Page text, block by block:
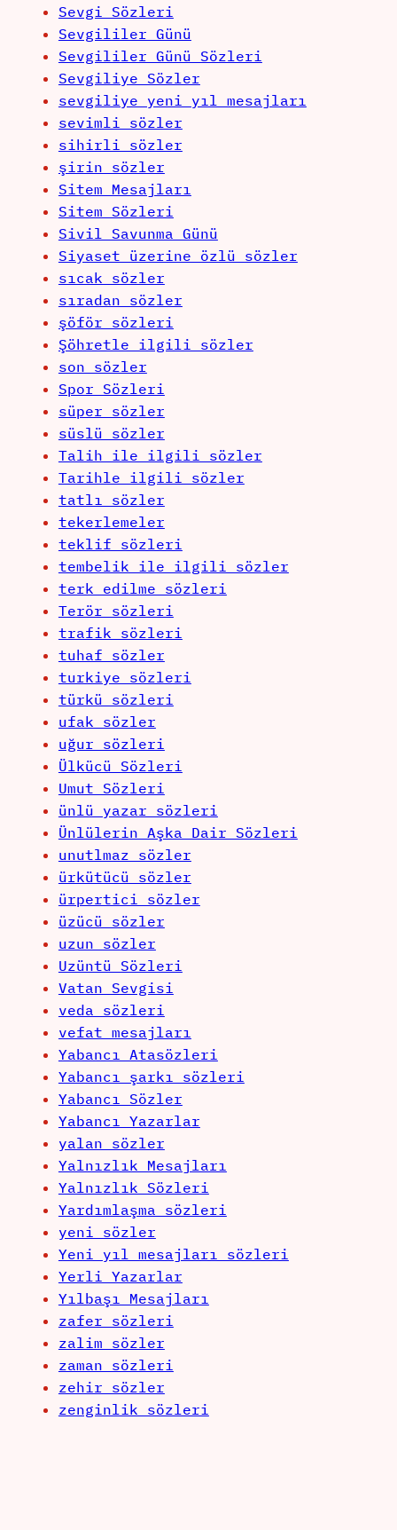
Sevgi Sözleri
Sevgililer Günü
Sevgililer Günü Sözleri
Sevgiliye Sözler
sevgiliye yeni yıl mesajları
sevimli sözler
sihirli sözler
şirin sözler
Sitem Mesajları
Sitem Sözleri
Sivil Savunma Günü
Siyaset üzerine özlü sözler
sıcak sözler
sıradan sözler
şöför sözleri
Şöhretle ilgili sözler
son sözler
Spor Sözleri
süper sözler
süslü sözler
Talih ile ilgili sözler
Tarihle ilgili sözler
tatlı sözler
tekerlemeler
teklif sözleri
tembelik ile ilgili sözler
terk edilme sözleri
Terör sözleri
trafik sözleri
tuhaf sözler
turkiye sözleri
türkü sözleri
ufak sözler
uğur sözleri
Ülkücü Sözleri
Umut Sözleri
ünlü yazar sözleri
Ünlülerin Aşka Dair Sözleri
unutlmaz sözler
ürkütücü sözler
ürpertici sözler
üzücü sözler
uzun sözler
Uzüntü Sözleri
Vatan Sevgisi
veda sözleri
vefat mesajları
Yabancı Atasözleri
Yabancı şarkı sözleri
Yabancı Sözler
Yabancı Yazarlar
yalan sözler
Yalnızlık Mesajları
Yalnızlık Sözleri
Yardımlaşma sözleri
yeni sözler
Yeni yıl mesajları sözleri
Yerli Yazarlar
Yılbaşı Mesajları
zafer sözleri
zalim sözler
zaman sözleri
zehir sözler
zenginlik sözleri